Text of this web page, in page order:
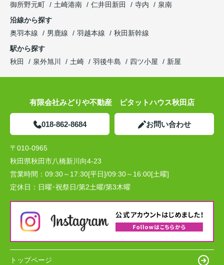
御所野元町
土崎港南 仁井田新田 寺内
泉南
沿線から探す
奥羽本線
男鹿線 羽越本線
秋田新幹線
駅から探す
秋田
泉外旭川 土崎 羽後牛島 四ツ小屋 新屋
有限会社みどりや不動産 ピタットハウス秋田店
018-862-8684 お問い合わせ
〒010-0965
秋田県秋田市八橋新川向4-23
営業時間： 09:30～17:30[平日]/09:30～16:00[土曜]
定休日： 日曜･祝祭日/第2土曜/第3木曜
トップページ